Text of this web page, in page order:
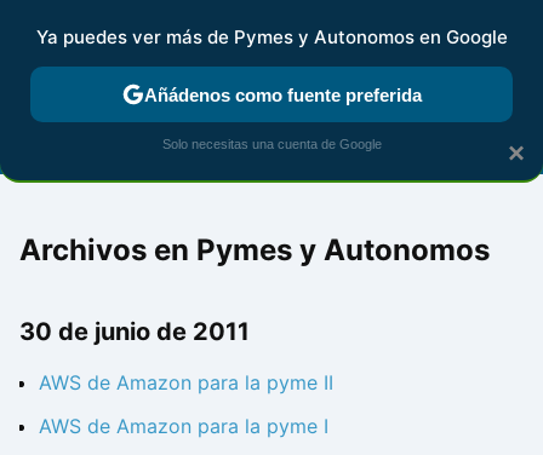
FISCALIDAD Y CONTABILIDAD KIT DIGITAL RENTA
Archivos en Pymes y Autonomos
30 de junio de 2011
AWS de Amazon para la pyme II
AWS de Amazon para la pyme I
×
Ya puedes ver más de Pymes y Autonomos en Google
Añádenos como fuente preferida
Solo necesitas una cuenta de Google